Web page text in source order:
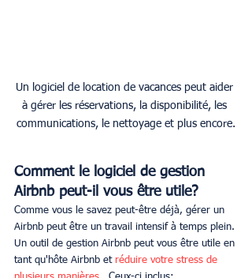
Un logiciel de location de vacances peut aider
à gérer les réservations, la disponibilité, les
communications, le nettoyage et plus encore.
Comment le logiciel de gestion
Airbnb peut-il vous être utile?
Comme vous le savez peut-être déjà, gérer un
Airbnb peut être un travail intensif à temps plein.
Un outil de gestion Airbnb peut vous être utile en
tant qu'hôte Airbnb et réduire votre stress de